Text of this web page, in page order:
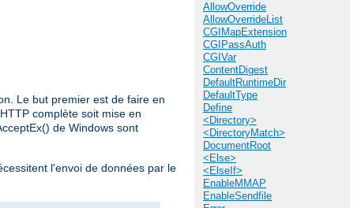
AllowOverride
AllowOverrideList
CGIMapExtension
CGIPassAuth
CGIVar
ContentDigest
DefaultRuntimeDir
DefaultType
Define
<Directory>
<DirectoryMatch>
DocumentRoot
<Else>
<ElseIf>
EnableMMAP
EnableSendfile
Le but premier est de faire en
complète soit mise en
de Windows sont
l'envoi de données par le